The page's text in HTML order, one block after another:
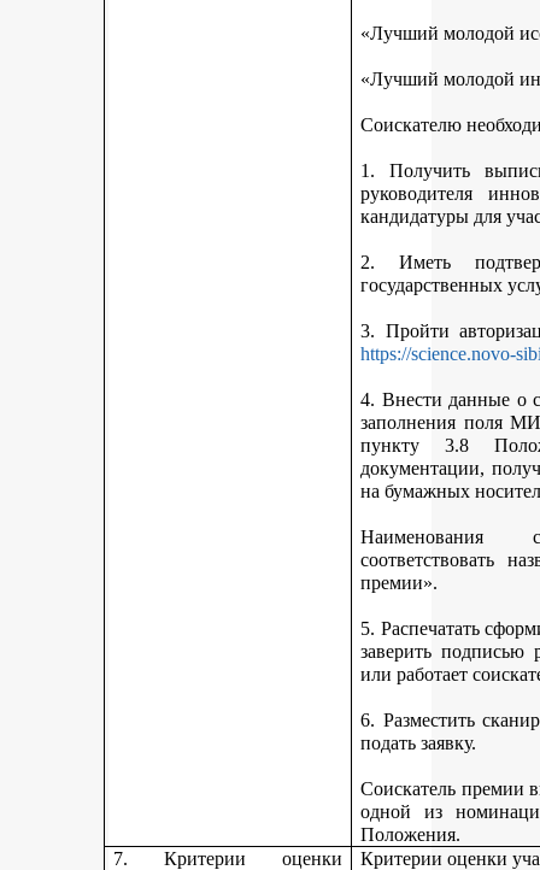
«Лучший молодой
«Лучший молодой
Соискателю
1. Получить
руководителя
кандидатуры для
2. Иметь
государственных
3. Пройти
https://science.novo-
4. Внести данные о
заполнения поля
пункту 3.8
документации,
на бумажных
Наименования
соответствовать
премии».
5. Распечатать
заверить подписью
или работает
6. Разместить
подать заявку.
Соискатель премии
одной из
Положения.
7. Критерии оценки
Критерии оценки